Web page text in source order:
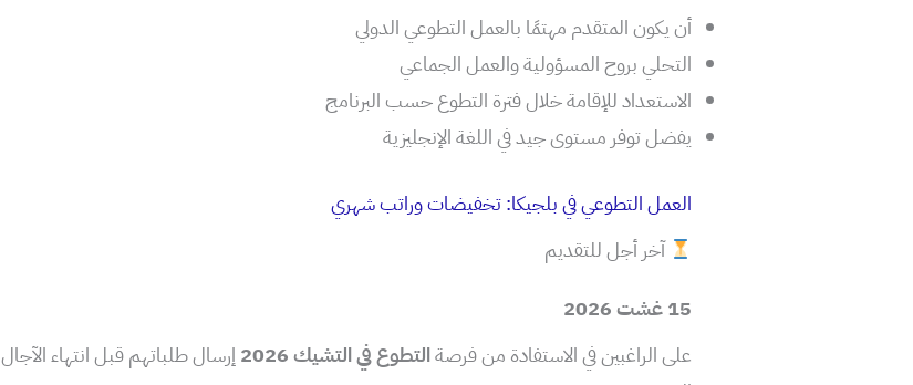
أن يكون المتقدم مهتمًا بالعمل التطوعي الدولي
التحلي بروح المسؤولية والعمل الجماعي
الاستعداد للإقامة خلال فترة التطوع حسب البرنامج
يفضل توفر مستوى جيد في اللغة الإنجليزية
العمل التطوعي في بلجيكا: تخفيضات وراتب شهري
آخر أجل للتقديم
15 غشت 2026
على الراغبين في الاستفادة من فرصةالتطوع في التشيك 2026
إرسال طلباتهم قبل انتهاء الآجال